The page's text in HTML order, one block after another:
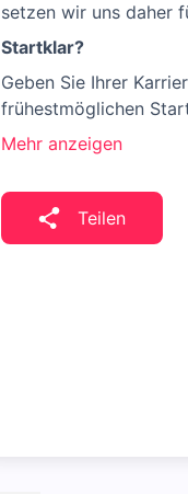
setzen wir uns daher
Startklar?
Geben Sie Ihrer
frühestmöglichen
Mehr anzeigen
Teilen